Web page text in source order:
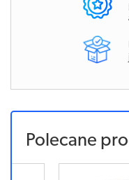
Polecane